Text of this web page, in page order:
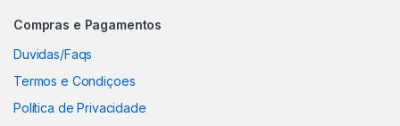
Compras e Pagamentos
Duvidas/Faqs
Termos e Condiçoes
Política de Privacidade